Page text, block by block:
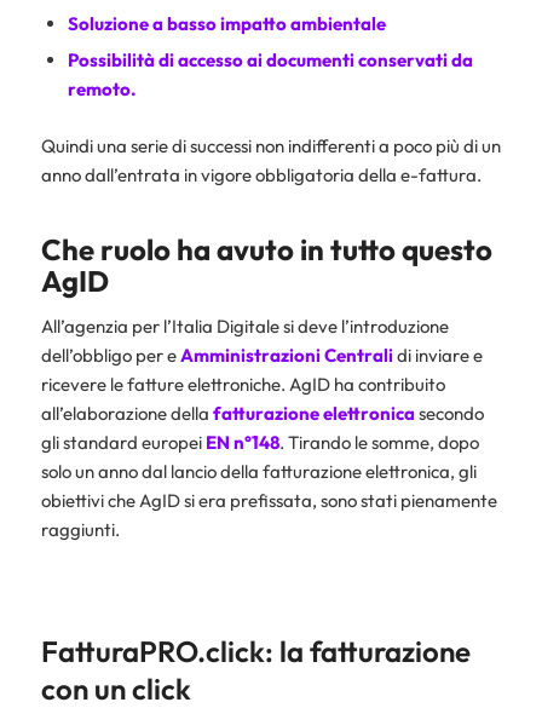
Soluzione a basso impatto ambientale
Possibilità di accesso ai documenti conservati da
remoto.
Quindi una serie di successi non indifferenti a poco più di un
anno dall’entrata in vigore obbligatoria della e-fattura.
Che ruolo ha avuto in tutto questo
AgID
All’agenzia per l’Italia Digitale si deve l’introduzione
dell’obbligo per eAmministrazioni Centralidi inviare e
ricevere le fatture elettroniche. AgID ha contribuito
all’elaborazione della fatturazione elettronicasecondo
gli standard europei EN n°148. Tirando le somme, dopo
solo un anno dal lancio della fatturazione elettronica, gli
obiettivi che AgID si era prefissata, sono stati pienamente
raggiunti.
FatturaPRO.click: la fatturazione
con un click